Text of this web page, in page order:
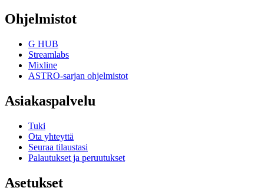
Ohjelmistot
G HUB
Streamlabs
Mixline
ASTRO-sarjan ohjelmistot
Asiakaspalvelu
Tuki
Ota yhteyttä
Seuraa tilaustasi
Palautukset ja peruutukset
Asetukset